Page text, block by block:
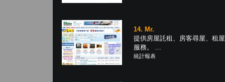
14. Mr.
提供房屋託租、房客尋屋、租
服務。 ...
統計報表